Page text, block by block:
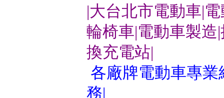
|大台北市電動車|
輪椅車|電動車製造
換充電站|
各廠牌電動車專
務|